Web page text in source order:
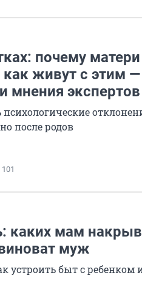
почему
живут с этим —
мнения экспертов
после родов
101
каких мам
муж
устроить быт с ребенком